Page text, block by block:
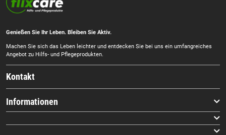
Genießen Sie Ihr Leben. Bleiben Sie Aktiv.
Machen Sie sich das Leben leichter und entdecken Sie bei uns ein umfangreiches
Angebot zu Hilfs- und Pflegeprodukten.
Kontakt
Informationen